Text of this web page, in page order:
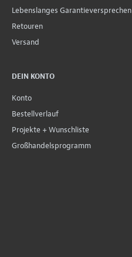
Lebenslanges Garantieversprechen
Retouren
Versand
DEIN KONTO
Konto
Bestellverlauf
Projekte + Wunschliste
Großhandelsprogramm